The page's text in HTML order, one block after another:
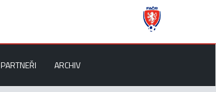
PARTNEŘI ARCHIV